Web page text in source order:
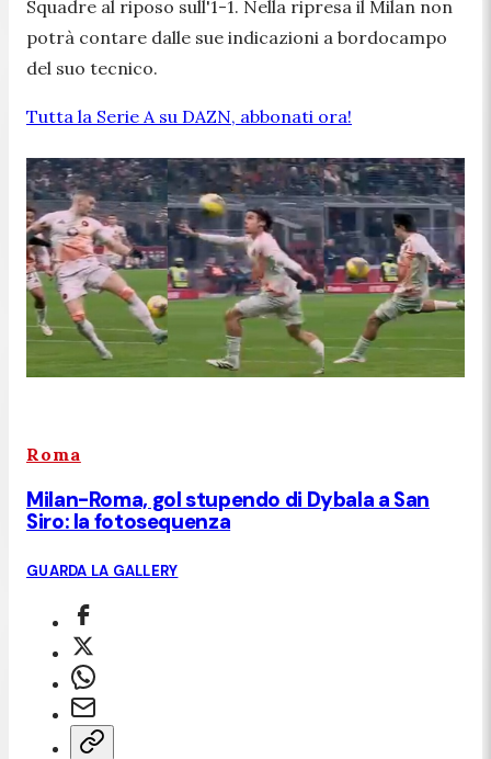
Squadre al riposo sull'1-1. Nella ripresa il Milan non
potrà contare dalle sue indicazioni a bordocampo
del suo tecnico.
Tutta la Serie A su DAZN, abbonati ora!
Roma
Milan-Roma, gol stupendo di Dybala a San
Siro: la fotosequenza
GUARDA LA GALLERY